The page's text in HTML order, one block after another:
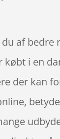
af
i en
der kan